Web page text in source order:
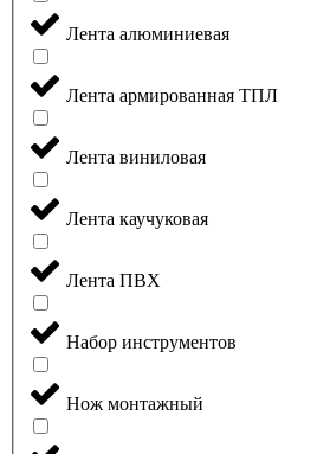
Лента алюминиевая
Лента армированная ТПЛ
Лента виниловая
Лента каучуковая
Лента ПВХ
Набор инструментов
Нож монтажный